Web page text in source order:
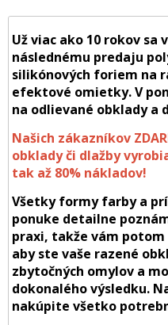
Už viac ako 10 rokov sa
následnému predaju
silikónových foriem na
efektové omietky. V
na odlievané obklady a
Našich zákazníkov
obklady či dlažby
tak až 80% nákladov!
Všetky formy farby a
ponuke detailne
praxi, takže vám
aby ste vaše razené
zbytočných omylov a
dokonalého výsledku.
nakúpite všetko